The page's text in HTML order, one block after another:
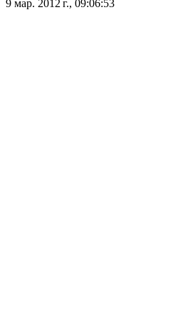
9 мар. 2012 г., 09:06:53